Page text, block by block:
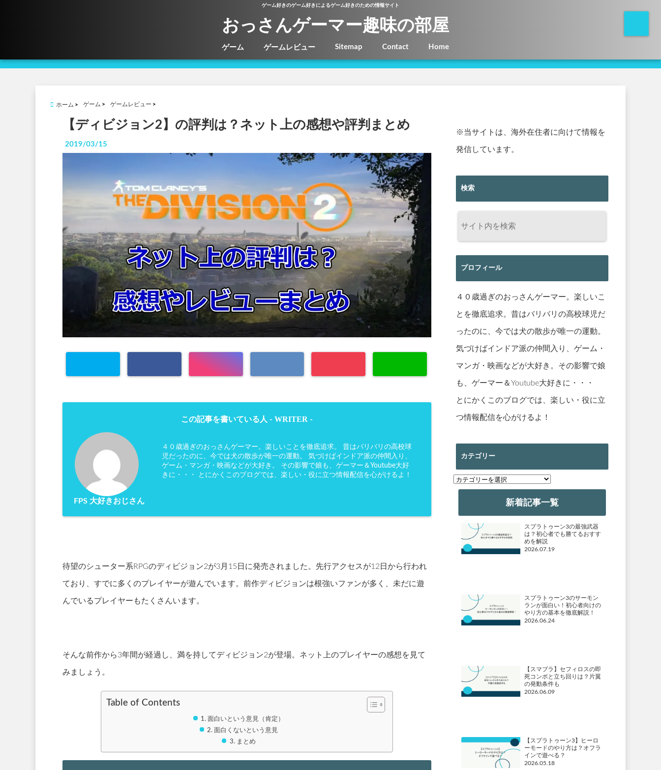
ゲーム好きのゲーム好きによるゲーム好きのための情報サイト
おっさんゲーマー趣味の部屋
ゲーム ゲームレビュー Sitemap Contact Home
ホーム ゲーム ゲームレビュー
【ディビジョン2】の評判は？ネット上の感想や評判まとめ
2019/03/15
この記事を書いている人 - WRITER -
FPS 大好きおじさん
４０歳過ぎのおっさんゲーマー。楽しいことを徹底追求。 昔はバリバリの高校球
児だったのに、今では犬の散歩が唯一の運動。 気づけばインドア派の仲間入り、
ゲーム・マンガ・映画などが大好き。 その影響で娘も、ゲーマー＆Youtube大好
きに・・・ とにかくこのブログでは、楽しい・役に立つ情報配信を心がけるよ！
待望のシューター系RPGのディビジョン2が3月15日に発売されました。先行アクセスが12日から行われ
ており、すでに多くのプレイヤーが遊んでいます。前作ディビジョンは根強いファンが多く、未だに遊
んでいるプレイヤーもたくさんいます。
そんな前作から3年間が経過し、満を持してディビジョン2が登場。ネット上のプレイヤーの感想を見て
みましょう。
Table of Contents
面白いという意見（肯定）
面白くないという意見
まとめ
※当サイトは、海外在住者に向けて情報を
発信しています。
検索
プロフィール
４０歳過ぎのおっさんゲーマー。楽しいこ
とを徹底追求。昔はバリバリの高校球児だ
ったのに、今では犬の散歩が唯一の運動。
気づけばインドア派の仲間入り、ゲーム・
マンガ・映画などが大好き。その影響で娘
も、ゲーマー＆Youtube大好きに・・・
とにかくこのブログでは、楽しい・役に立
つ情報配信を心がけるよ！
カテゴリー
カ
テ
新着記事一覧
スプラトゥーン3の最強武器
は？初心者でも勝てるおすす
めを解説
2026.07.19
スプラトゥーン3のサーモン
ランが面白い！初心者向けの
やり方の基本を徹底解説！
2026.06.24
【スマブラ】セフィロスの即
死コンボと立ち回りは？片翼
の発動条件も
2026.06.09
【スプラトゥーン3】ヒーロ
ーモードのやり方は？オフラ
インで遊べる？
2026.05.18